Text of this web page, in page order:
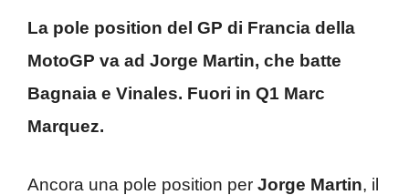
La pole position del GP di Francia della
MotoGP va ad Jorge Martin, che batte
Bagnaia e Vinales. Fuori in Q1 Marc
Marquez.
Ancora una pole position per Jorge Martin, il